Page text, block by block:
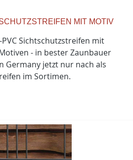
MIT MOTIV
Sichtschutzstreifen mit
- in bester Zaunbauer
Germany jetzt nur nach als
im Sortimen.